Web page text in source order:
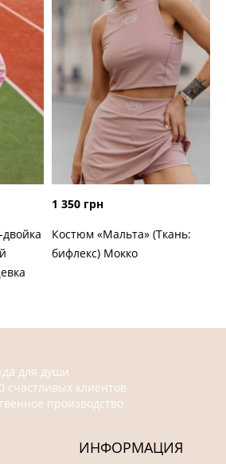
1 350 грн
Костюм «Мальта» (Ткань:
бифлекс) Мокко
для души
счастливых клиентов
производство
ИНФОРМАЦИЯ